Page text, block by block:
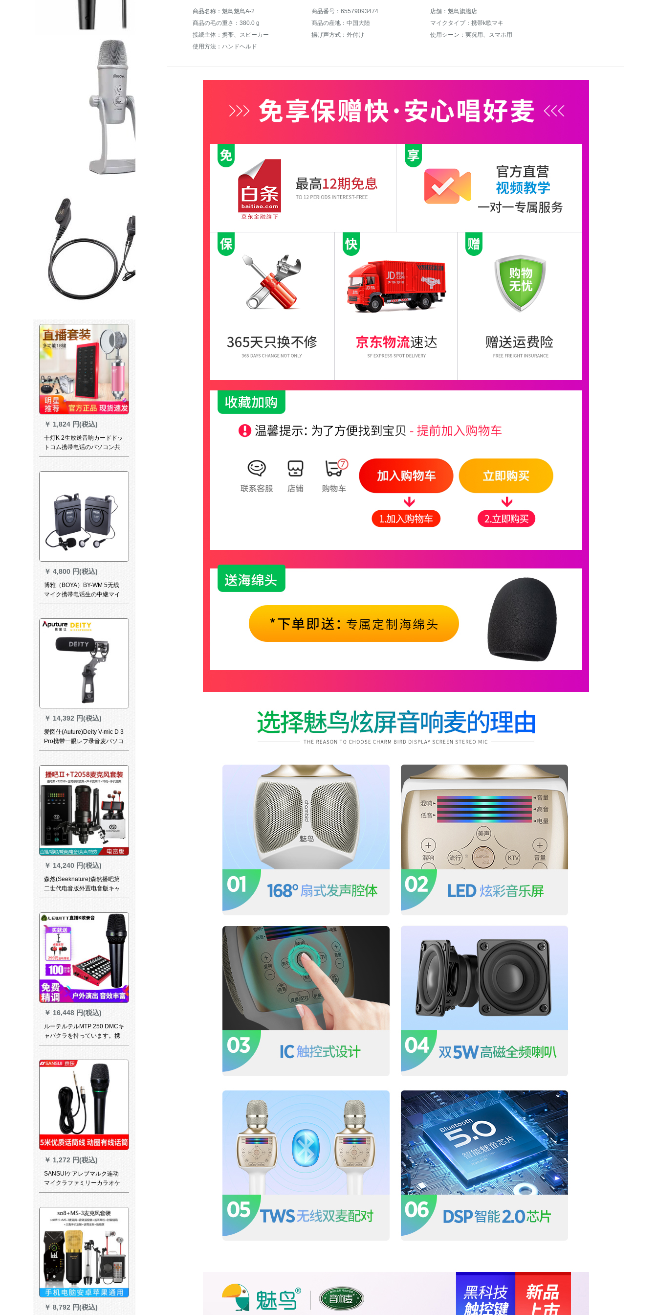
￥ 1,824 円(税込)
十灯K 2生放送音响カードドッ
トコム携帯电话のパソコン共
通の早手で麦を叫んで歌を歌
【ラッキトラック】
￥ 4,800 円(税込)
博雅（BOYA）BY-WM 5无线
マイク携帯电话生の中継マイ
ク付一眼レフメールDVカラビ
￥ 14,392 円(税込)
爱図仕(Auture)Deity V-mic D 3
Pro携带一眼レフ录音麦パソコ
ンビデオーV-mic D 3 Pro
￥ 14,240 円(税込)
森然(Seeknature)森然播吧第
二世代电音版外置电音版キャ
バクタK歌快手震音叫麦装备セ
2058大振膜マイクセト
￥ 16,448 円(税込)
ルーテルテルMTP 250 DMCキ
ャバクラを持っています。携
帯電話で生放送して歌を歌っ
備はフルートのライトMTP
250 DMマイクです。
￥ 1,272 円(税込)
SANSUIケアレブマルク连动
マイクラファミリーカラオケ
専门舞台会议トーレオンライ
￥ 8,792 円(税込)
商品名称：魅鳥魅鳥A-2 商品番号：65579093474
店舗：魅鳥旗艦店
商品の毛の重さ：380.0 g
商品の産地：中国大陸
マイクタイプ：携帯k歌マキ
接続主体：携帯、スピーカー
揚げ声方式：外付け
使用シーン：実况用、スマホ用
使用方法：ハンドヘルド